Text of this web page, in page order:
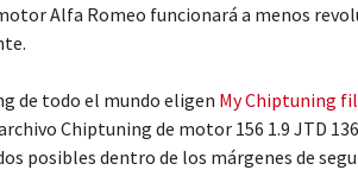
Alfa Romeo funcionará a menos
de todo el mundo eligen My Chiptuning
Chiptuning de motor 156 1.9 JTD
posibles dentro de los márgenes de